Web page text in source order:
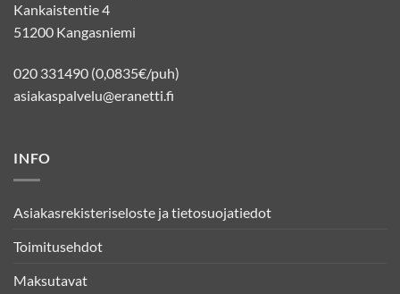
Kankaistentie 4
51200 Kangasniemi
020 331490 (0,0835€/puh)
asiakaspalvelu@eranetti.fi
INFO
Asiakasrekisteriseloste ja tietosuojatiedot
Toimitusehdot
Maksutavat